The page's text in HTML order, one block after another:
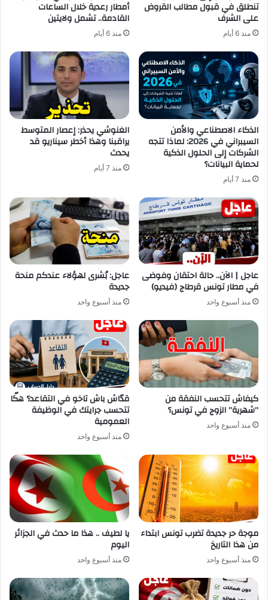
تنطلق في قبول مطالب القروض
على الشرف
منذ 6 أيام
أمطار رعدية خلال الساعات
القادمة.. تشمل ولايتين
منذ 6 أيام
الذكاء الاصطناعي والأمن
السيبراني في 2026: لماذا تتجه
الشركات إلى الحلول الذكية
لحماية البيانات؟
منذ 7 أيام
الغنوشي يحذر: إعصار المتوسط
يراقبنا وهذا أخطر سيناريو قد
يحدث
منذ 7 أيام
عاجل | الآن.. حالة احتقان وفوضى
في مطار تونس قرطاج (فيديو)
منذ أسبوع واحد
عاجل: بُشرى لهؤلاء عندكم منحة
جديدة
منذ أسبوع واحد
كيفاش تتحسب النفقة من
”شهرية” الزوج في تونس؟
منذ أسبوع واحد
قدّاش باش تاخو في التقاعد؟ هكّا
تتحسب جرايتك في الوظيفة
العمومية
منذ أسبوع واحد
موجة حر جديدة تضرب تونس ابتداء
من هذا التاريخ
منذ أسبوع واحد
يا لطيف .. هذا ما حدث في الجزائر
اليوم
منذ أسبوع واحد